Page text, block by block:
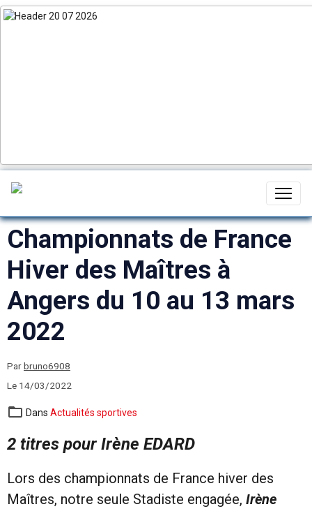
Championnats de France
Hiver des Maîtres à
Angers du 10 au 13 mars
2022
Parbruno6908
Le 14/03/2022
Dans Actualités sportives
2 titres pour Irène EDARD
Lors des championnats de France hiver des
Maîtres, notre seule Stadiste engagée, Irène